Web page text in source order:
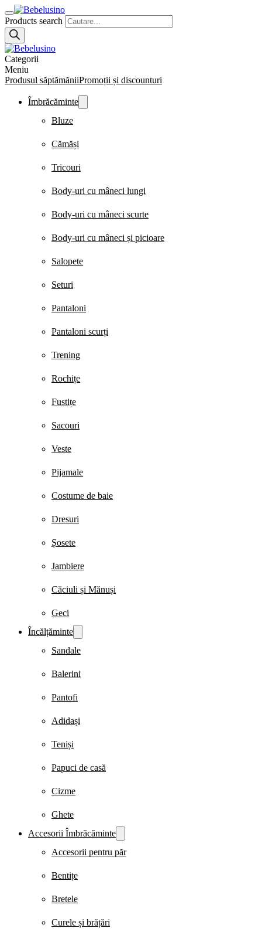
Products search
Categorii
Meniu
Produsul săptămăniiPromoții și discounturi
Îmbrăcăminte
Bluze
Cămăși
Tricouri
Body-uri cu mâneci lungi
Body-uri cu mâneci scurte
Body-uri cu mâneci și picioare
Salopete
Seturi
Pantaloni
Pantaloni scurți
Trening
Rochițe
Fustițe
Sacouri
Veste
Pijamale
Costume de baie
Dresuri
Șosete
Jambiere
Căciuli și Mănuși
Geci
Încălțăminte
Sandale
Balerini
Pantofi
Adidași
Teniși
Papuci de casă
Cizme
Ghete
Accesorii Îmbrăcăminte
Accesorii pentru păr
Bentițe
Bretele
Curele și brățări